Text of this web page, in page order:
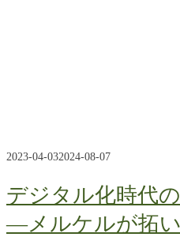
2023-04-032024-08-07
デジタル化時代
―メルケルが拓